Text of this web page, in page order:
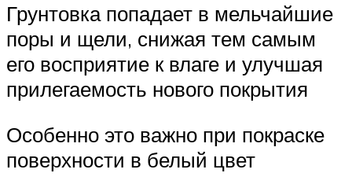
Грунтовка попадает в мельчайшие
поры и щели, снижая тем самым
его восприятие к влаге и улучшая
прилегаемость нового покрытия
Особенно это важно при покраске
поверхности в белый цвет